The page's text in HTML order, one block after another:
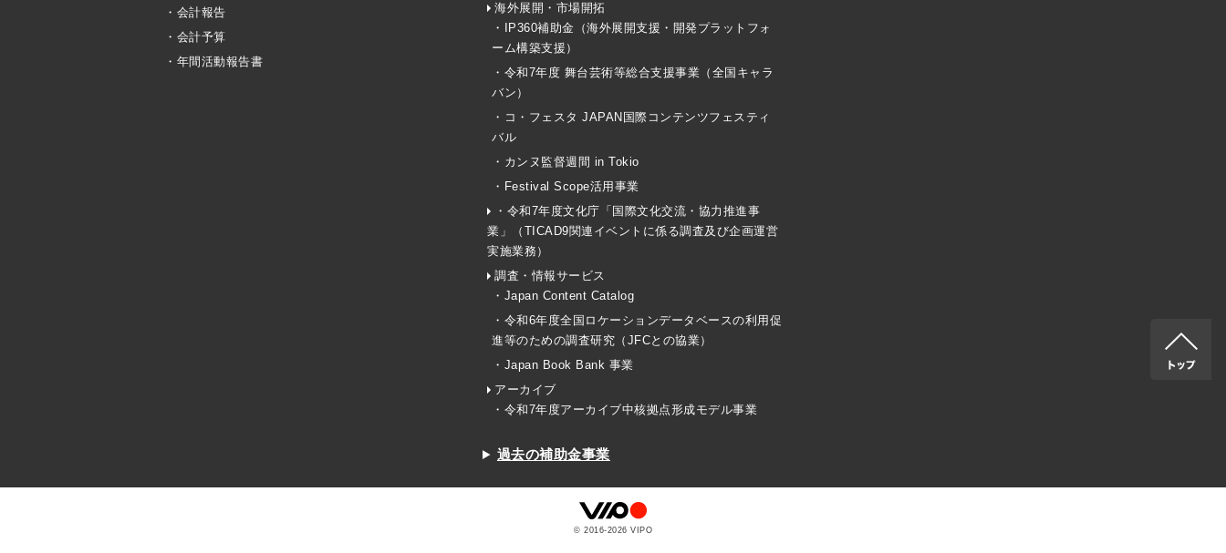
・会計報告
・会計予算
・年間活動報告書
海外展開・市場開拓
・IP360補助金（海外展開支援・開発プラットフォ
ーム構築支援）
・令和7年度 舞台芸術等総合支援事業（全国キャラ
バン）
・コ・フェスタ JAPAN国際コンテンツフェスティ
バル
・カンヌ監督週間 in Tokio
・Festival Scope活用事業
・令和7年度文化庁「国際文化交流・協力推進事
業」（TICAD9関連イベントに係る調査及び企画運営
実施業務）
調査・情報サービス
・Japan Content Catalog
・令和6年度全国ロケーションデータベースの利用促
進等のための調査研究（JFCとの協業）
・Japan Book Bank 事業
アーカイブ
・令和7年度アーカイブ中核拠点形成モデル事業
過去の補助金事業
© 2016-2026 VIPO